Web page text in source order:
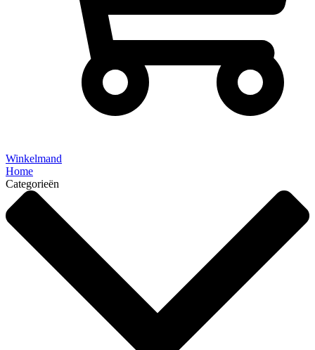
Winkelmand
Home
Categorieën